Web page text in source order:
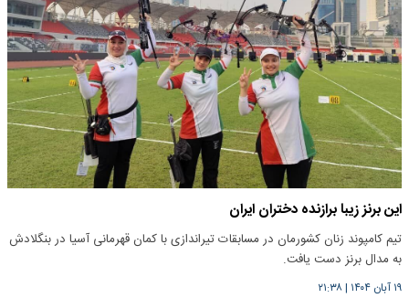
این برنز زیبا برازنده دختران ایران
تیم کامپوند زنان کشورمان در مسابقات تیراندازی با کمان قهرمانی آسیا در بنگلادش
به مدال برنز دست یافت.
۱۹ آبان ۱۴۰۴ |۲۱:۳۸